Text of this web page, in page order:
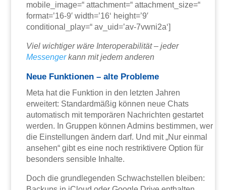
mobile_image=“ attachment=“ attachment_size=“
format=’16-9′ width=’16‘ height=’9′
conditional_play=“ av_uid=’av-7vwni2a‘]
Viel wichtiger wäre Interoperabilität – jeder
Messengerkann mit jedem anderen
Neue Funktionen – alte Probleme
Meta hat die Funktion in den letzten Jahren
erweitert: Standardmäßig können neue Chats
automatisch mit temporären Nachrichten gestartet
werden. In Gruppen können Admins bestimmen, wer
die Einstellungen ändern darf. Und mit „Nur einmal
ansehen“ gibt es eine noch restriktivere Option für
besonders sensible Inhalte.
Doch die grundlegenden Schwachstellen bleiben: